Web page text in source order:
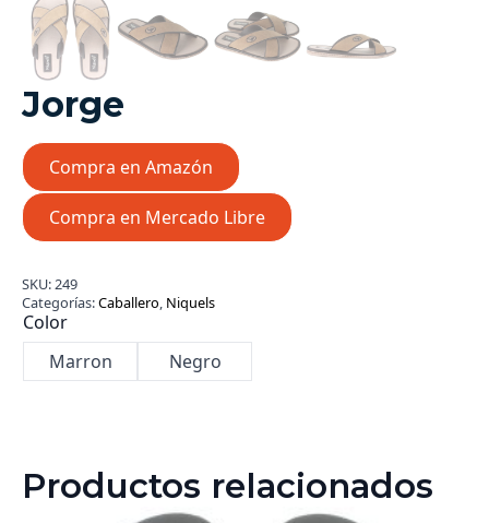
Jorge
Compra en Amazón
Compra en Mercado Libre
SKU:249
Categorías:Caballero, Niquels
Color
Marron
Negro
Productos relacionados